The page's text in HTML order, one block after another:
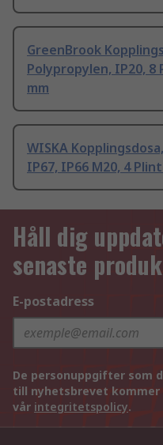
GreenBrook
Polypropylen, IP20, 8
mm
WISKA
IP67, IP66 M20, 4
Håll dig
senaste
E-postadress
De personuppgifter som
till nyhetsbrevet
vår integritetspolicy.